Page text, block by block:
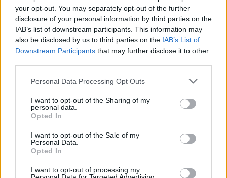
your opt-out. You may separately opt-out of the further
disclosure of your personal information by third parties on the
IAB’s list of downstream participants. This information may
also be disclosed by us to third parties on the IAB’s List of
Downstream Participants that may further disclose it to other
Personal Data Processing Opt Outs
I want to opt-out of the Sharing of my
personal data.
Opted In
I want to opt-out of the Sale of my
Personal Data.
Opted In
I want to opt-out of processing my
Esim for USA|Esim for Italy|Esim for Spain | Esim